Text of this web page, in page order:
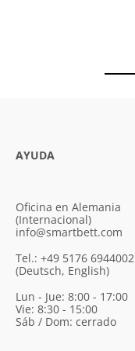
AYUDA
Oficina en Alemania
(Internacional)
info@smartbett.com
Tel.: +49 5176 6944002
(Deutsch, English)
Lun - Jue: 8:00 - 17:00
Vie: 8:30 - 15:00
Sáb / Dom: cerrado